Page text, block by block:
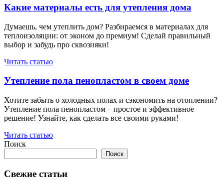
Какие материалы есть для утепления дома
Думаешь, чем утеплить дом? Разбираемся в материалах для
теплоизоляции: от эконом до премиум! Сделай правильный
выбор и забудь про сквозняки!
Читать статью
Утепление пола пенопластом в своем доме
Хотите забыть о холодных полах и сэкономить на отоплении?
Утепление пола пенопластом – простое и эффективное
решение! Узнайте, как сделать все своими руками!
Читать статью
Поиск
Поиск
Свежие статьи